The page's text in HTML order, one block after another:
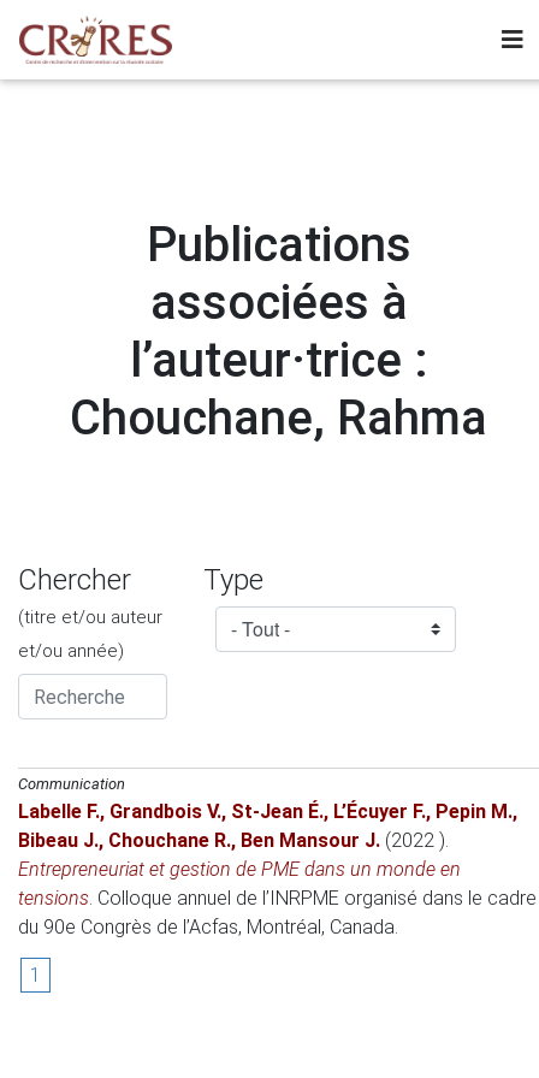
Publications
associées à
l’auteur·trice :
Chouchane, Rahma
Chercher
(titre et/ou auteur
et/ou année)
Type
Communication
Labelle F., Grandbois V., St-Jean É., L’Écuyer F., Pepin M.,
Bibeau J., Chouchane R., Ben Mansour J. (2022 ).
Entrepreneuriat et gestion de PME dans un monde en
tensions. Colloque annuel de l’INRPME organisé dans le cadre
du 90e Congrès de l’Acfas, Montréal, Canada.
1